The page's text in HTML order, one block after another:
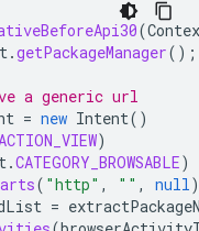
(
.getPackageManager();
a generic url
= new Intent()
)
.CATEGORY_BROWSABLE)
( "http" , "" , null
=